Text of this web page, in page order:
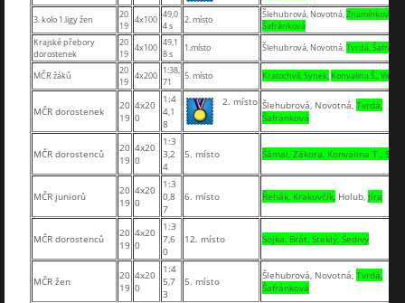
3. kolo 1.ligy žen
20
19
4x100 49,0
4 s
2. místo Šlehubrová, Novotná,Znamínková,
Šafránková
Krajské přebory
dorostenek
20
19
4x100 49,1
8 s
1.místo Šlehubrová, Novotná,Tvrdá,
MČR žáků
20
19
4x200 1:38,
71
5. místo Kratochvíl, Synek, Konvalina Š.,
MČR dorostenek
20
19
4x20
0
1:4
4,1
8
2. místo Šlehubrová, Novotná, Tvrdá,
Šafránková
MČR dorostenců
20
19
4x20
0
1:3
3,2
4
5. místo Šámal, Zákora, Konvalina T.,
MČR juniorů
20
19
4x20
0
1:3
0,8
7
6. místo Řehák, Krakuvčík, Holub, Jíra
MČR dorostenců
20
19
4x20
0
1:3
7,6
0
12. místo Sojka, Brát, Steklý, Šedivý
MČR žen
20
19
4x20
0
1:4
5,7
3
5. místo Šlehubrová, Novotná, Tvrdá,
Šafránková